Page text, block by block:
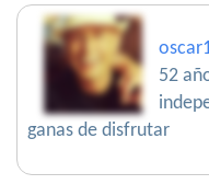
52
ganas de disfrutar